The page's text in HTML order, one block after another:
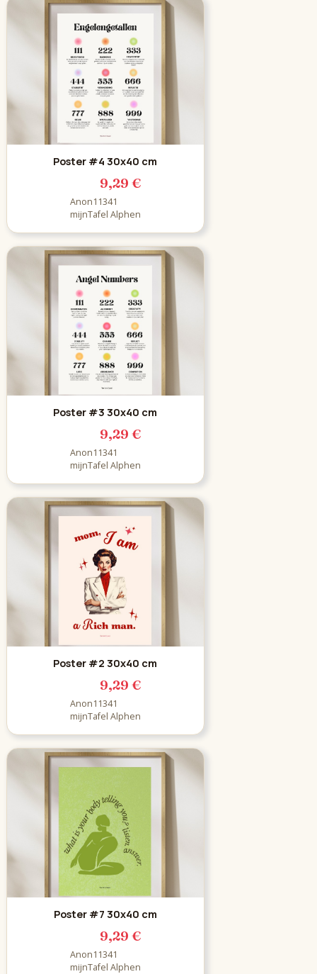
Poster #4 30x40 cm
9,29 €
Anon11341
mijnTafel Alphen
Poster #3 30x40 cm
9,29 €
Anon11341
mijnTafel Alphen
Poster #2 30x40 cm
9,29 €
Anon11341
mijnTafel Alphen
Poster #7 30x40 cm
9,29 €
Anon11341
mijnTafel Alphen